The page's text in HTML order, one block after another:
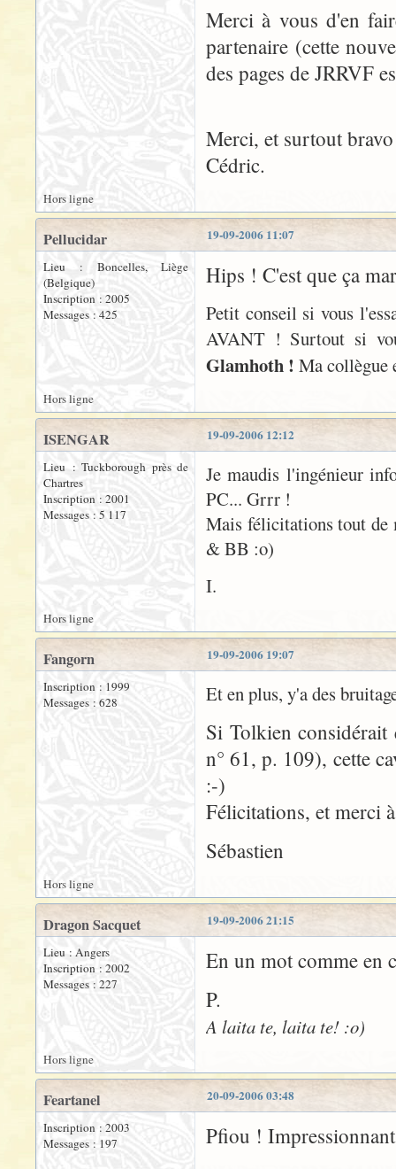
Merci à vous d'en
partenaire (cette
des pages de JRRVF
Merci, et surtout
Cédric.
Hors ligne
19-09-2006 11:07
Pellucidar
Lieu : Boncelles, Liège
(Belgique)
Inscription : 2005
Messages : 425
Hips ! C'est que ça
Petit conseil si vous
AVANT ! Surtout si
Glamhoth ! Ma collègue
Hors ligne
19-09-2006 12:12
ISENGAR
Lieu : Tuckborough près de
Chartres
Inscription : 2001
Messages : 5 117
Je maudis l'ingénieur
PC... Grrr !
Mais félicitations tout de
& BB :o)
I.
Hors ligne
19-09-2006 19:07
Fangorn
Inscription : 1999
Messages : 628
Et en plus, y'a des
Si Tolkien considérait
n° 61, p. 109), cette
:-)
Félicitations, et merci
Sébastien
Hors ligne
19-09-2006 21:15
Dragon Sacquet
Lieu : Angers
Inscription : 2002
Messages : 227
En un mot comme en
P.
A laita te, laita te! :o)
Hors ligne
20-09-2006 03:48
Feartanel
Inscription : 2003
Messages : 197
Pfiou !